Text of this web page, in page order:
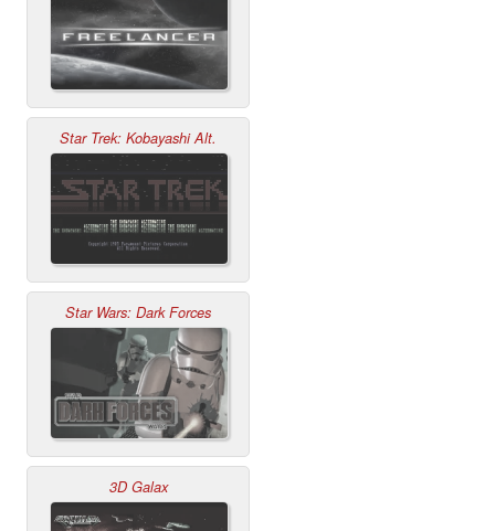
Star Trek: Kobayashi Alt.
Star Wars: Dark Forces
3D Galax